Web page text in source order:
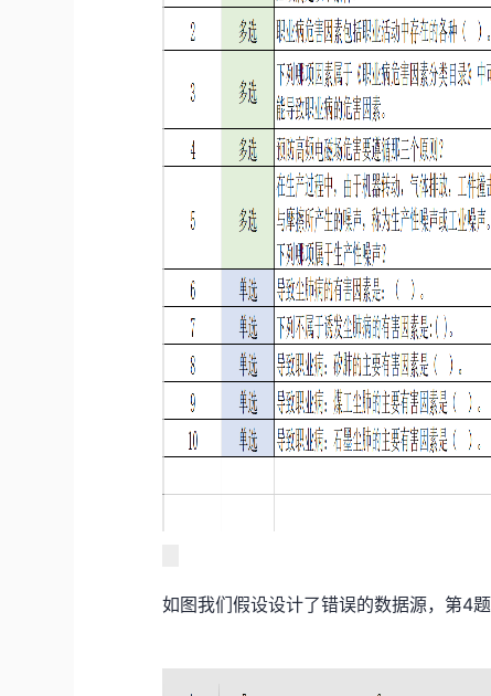
如图我们假设设计了错误的数据源，第4